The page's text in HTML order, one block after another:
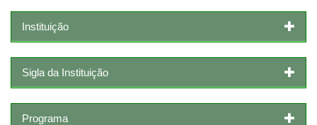
Instituição
Sigla da Instituição
Programa